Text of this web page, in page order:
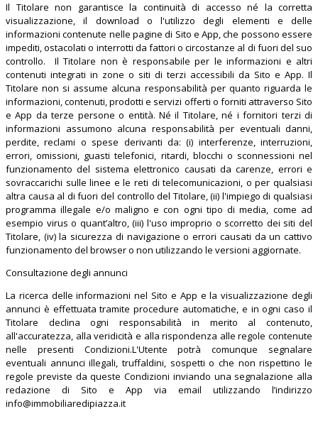
Il Titolare non garantisce la continuità di accesso né la corretta
visualizzazione, il download o l'utilizzo degli elementi e delle
informazioni contenute nelle pagine di Sito e App, che possono essere
impediti, ostacolati o interrotti da fattori o circostanze al di fuori del suo
controllo. Il Titolare non è responsabile per le informazioni e altri
contenuti integrati in zone o siti di terzi accessibili da Sito e App. Il
Titolare non si assume alcuna responsabilità per quanto riguarda le
informazioni, contenuti, prodotti e servizi offerti o forniti attraverso Sito
e App da terze persone o entità. Né il Titolare, né i fornitori terzi di
informazioni assumono alcuna responsabilità per eventuali danni,
perdite, reclami o spese derivanti da: (i) interferenze, interruzioni,
errori, omissioni, guasti telefonici, ritardi, blocchi o sconnessioni nel
funzionamento del sistema elettronico causati da carenze, errori e
sovraccarichi sulle linee e le reti di telecomunicazioni, o per qualsiasi
altra causa al di fuori del controllo del Titolare, (ii) l'impiego di qualsiasi
programma illegale e/o maligno e con ogni tipo di media, come ad
esempio virus o quant’altro, (iii) l'uso improprio o scorretto dei siti del
Titolare, (iv) la sicurezza di navigazione o errori causati da un cattivo
funzionamento del browser o non utilizzando le versioni aggiornate.
Consultazione degli annunci
La ricerca delle informazioni nel Sito e App e la visualizzazione degli
annunci è effettuata tramite procedure automatiche, e in ogni caso il
Titolare declina ogni responsabilità in merito al contenuto,
all'accuratezza, alla veridicità e alla rispondenza alle regole contenute
nelle presenti Condizioni.L'Utente potrà comunque segnalare
eventuali annunci illegali, truffaldini, sospetti o che non rispettino le
regole previste da queste Condizioni inviando una segnalazione alla
redazione di Sito e App via email utilizzando l’indirizzo
info@immobiliaredipiazza.it